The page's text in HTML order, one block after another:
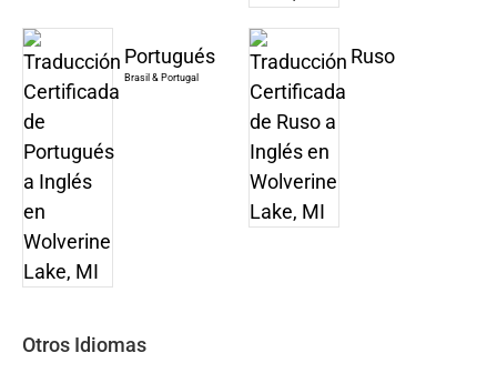
Portugués
Brasil & Portugal
Ruso
Otros Idiomas